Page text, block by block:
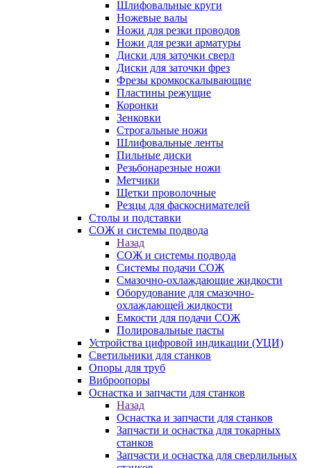
Шлифовальные круги
Ножевые валы
Ножи для резки проводов
Ножи для резки арматуры
Диски для заточки сверл
Диски для заточки фрез
Фрезы кромкоскалывающие
Пластины режущие
Коронки
Зенковки
Строгальные ножи
Шлифовальные ленты
Пильные диски
Резьбонарезные ножи
Метчики
Щетки проволочные
Резцы для фаскоснимателей
Столы и подставки
СОЖ и системы подвода
Назад
СОЖ и системы подвода
Системы подачи СОЖ
Смазочно-охлаждающие жидкости
Оборудование для смазочно-
охлаждающей жидкости
Емкости для подачи СОЖ
Полировальные пасты
Устройства цифровой индикации (УЦИ)
Светильники для станков
Опоры для труб
Виброопоры
Оснастка и запчасти для станков
Назад
Оснастка и запчасти для станков
Запчасти и оснастка для токарных
станков
Запчасти и оснастка для сверлильных